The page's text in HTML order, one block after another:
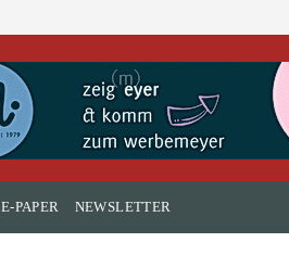
E-PAPER NEWSLETTER